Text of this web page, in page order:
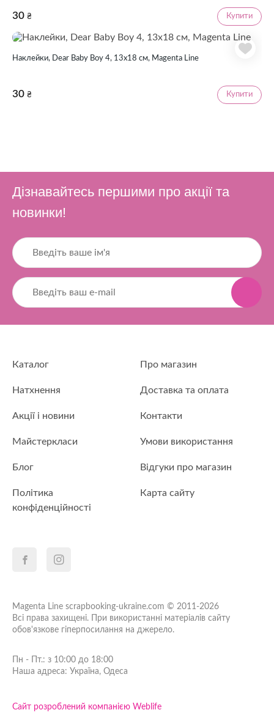
30 ₴ Купити
Наклейки, Dear Baby Boy 4, 13х18 см, Magenta Line
30 ₴ Купити
Дізнавайтесь першими про акції та
новинки!
Каталог Про магазин
Натхнення Доставка та оплата
Акції і новини Контакти
Майстеркласи Умови використання
Блог Відгуки про магазин
Політика
конфіденційності
Карта сайту
Magenta Line scrapbooking-ukraine.com © 2011-2026
Всі права захищені. При використанні матеріалів сайту
обов'язкове гіперпосилання на джерело.
Пн - Пт.: з 10:00 до 18:00
Наша адреса: Україна, Одеса
Сайт розроблений компанією Weblife